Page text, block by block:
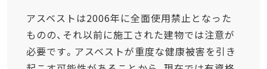
アスベストは2006年に全面使用禁止となった
ものの、それ以前に施工された建物では注意が
必要です。アスベストが重度な健康被害を引き